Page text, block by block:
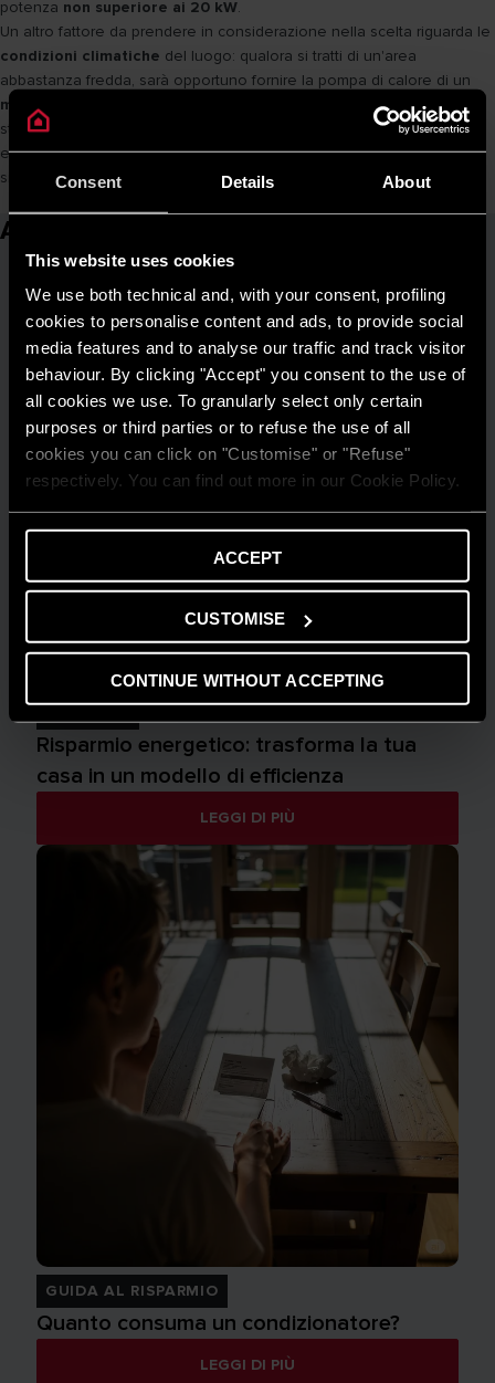
Consent Details About
This website uses cookies
We use both technical and, with your consent, profiling
cookies to personalise content and ads, to provide social
media features and to analyse our traffic and track visitor
behaviour. By clicking "Accept" you consent to the use of
all cookies we use. To granularly select only certain
purposes or third parties or to refuse the use of all
cookies you can click on "Customise" or "Refuse"
respectively. You can find out more in our Cookie Policy.
ACCEPT
CUSTOMISE
CONTINUE WITHOUT ACCEPTING
potenza non superiore ai 20 kW.
Un altro fattore da prendere in considerazione nella scelta riguarda le
condizioni climatiche del luogo: qualora si tratti di un'area
abbastanza fredda, sarà opportuno fornire la pompa di calore di un
meccanismo di sbrinamento.
Ad ogni modo, i benefici di questi
strumenti sono indiscutibili, qualunque sia la tipologia. Sfruttare fonti
energetiche naturali e risparmiare tra il40% e il 60%in bolletta è
sicuramente un'occasione da non farsi scappare.
Articoli correlati
Risparmio energetico: trasforma la tua
casa in un modello di efficienza
LEGGI DI PIÙ
GUIDA AL RISPARMIO
Quanto consuma un condizionatore?
LEGGI DI PIÙ